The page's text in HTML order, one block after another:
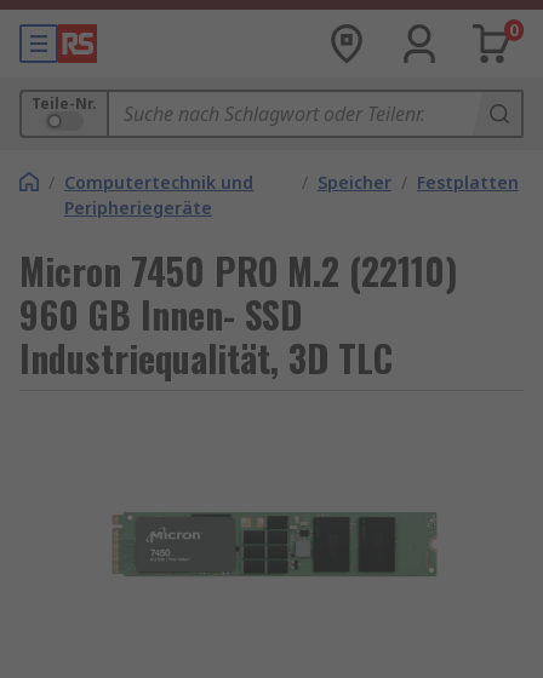
0
Teile-Nr.
/ Computertechnik und
Peripheriegeräte
/ Speicher / Festplatten
Micron 7450 PRO M.2 (22110)
960 GB Innen- SSD
Industriequalität, 3D TLC